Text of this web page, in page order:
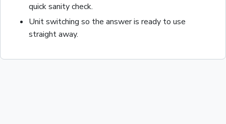
quick sanity check.
Unit switching so the answer is ready to use
straight away.